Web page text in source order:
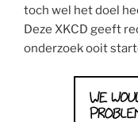
toch wel het doel
Deze XKCD geeft
onderzoek ooit